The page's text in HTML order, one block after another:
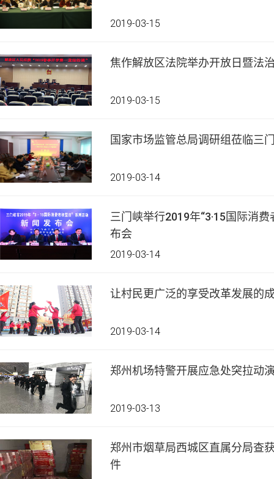
2019-03-15
焦作解放区法院举办开放日暨法
2019-03-15
国家市场监管总局调研组莅临三
2019-03-14
三门峡举行2019年“3·15国际消
布会
2019-03-14
让村民更广泛的享受改革发展的
2019-03-14
郑州机场特警开展应急处突拉动
2019-03-13
郑州市烟草局西城区直属分局查
件